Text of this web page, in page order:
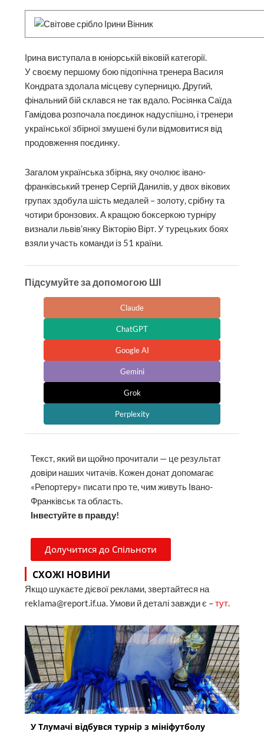
Ірина виступала в юніорській віковій категорії.
У своєму першому бою підопічна тренера Василя
Кондрата здолала місцеву суперницю. Другий,
фінальний бій склався не так вдало. Росіянка Саїда
Гамідова розпочала поєдинок надуспішно, і тренери
української збірної змушені були відмовитися від
продовження поєдинку.
Загалом українська збірна, яку очолює івано-
франківський тренер Сергій Данилів, у двох вікових
групах здобула шість медалей – золоту, срібну та
чотири бронзових. А кращою боксеркою турніру
визнали львів’янку Вікторію Вірт. У турецьких боях
взяли участь команди із 51 країни.
Підсумуйте за допомогою ШІ
Claude
ChatGPT
Google AI
Gemini
Grok
Perplexity
Текст, який ви щойно прочитали — це результат
довіри наших читачів. Кожен донат допомагає
«Репортеру» писати про те, чим живуть Івано-
Франківськ та область.
Інвестуйте в правду!
Долучитися до Спільноти
СХОЖІ НОВИНИ
Якщо шукаєте дієвої реклами, звертайтеся на
reklama@report.if.ua. Умови й деталі завжди є –тут.
У Тлумачі відбувся турнір з мініфутболу